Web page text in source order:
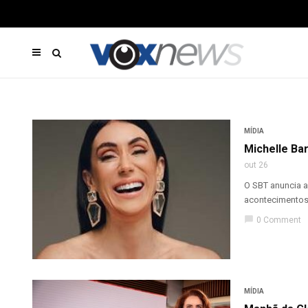
MÍDIA
Michelle
out 26
O SBT anuncia
chat_bubble 0 Comment
MÍDIA